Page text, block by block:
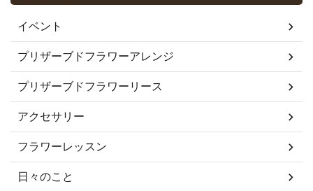
イベント
プリザーブドフラワーアレンジ
プリザーブドフラワーリース
アクセサリー
フラワーレッスン
日々のこと